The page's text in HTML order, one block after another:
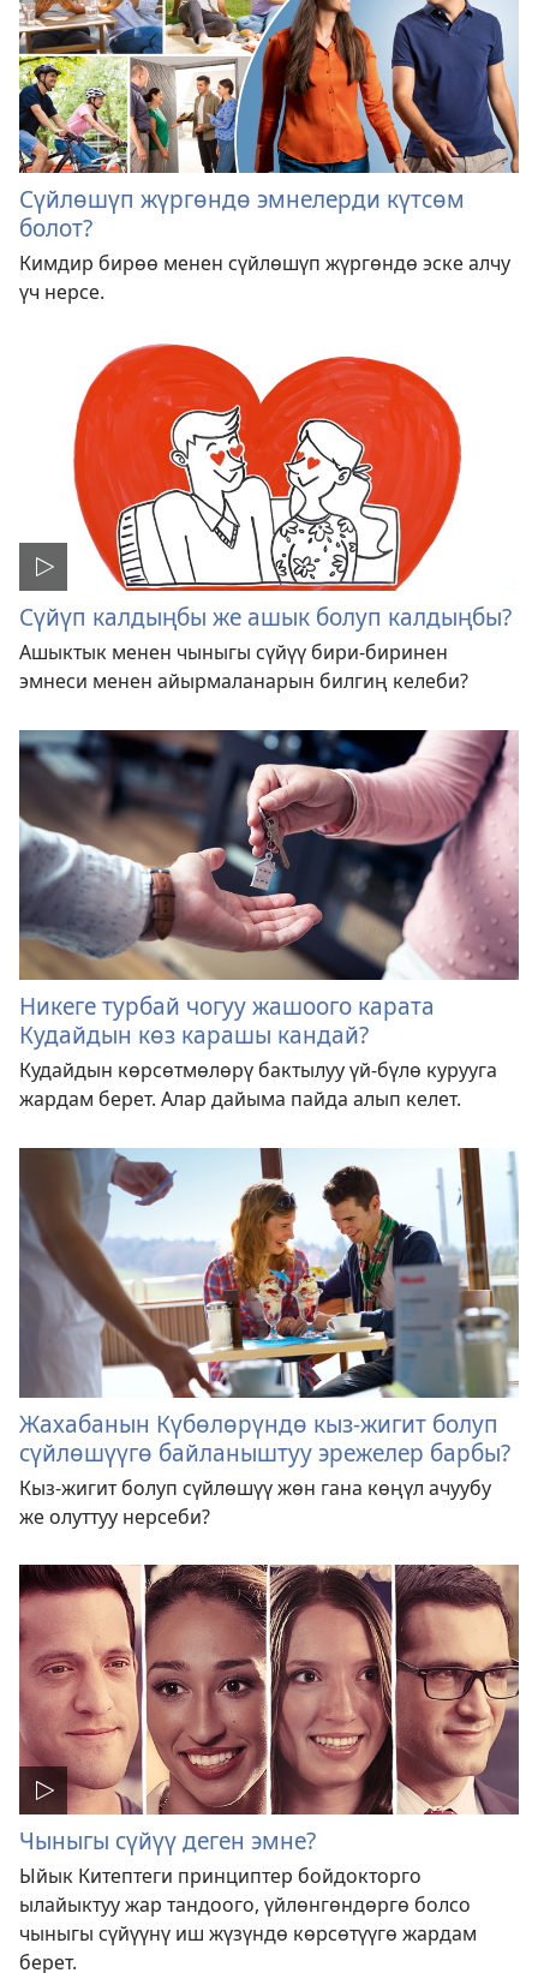
Сүйлөшүп жүргөндө эмнелерди күтсөм
болот?
Кимдир бирөө менен сүйлөшүп жүргөндө эске алчу
үч нерсе.
Сүйүп калдыңбы же ашык болуп калдыңбы?
Ашыктык менен чыныгы сүйүү бири-биринен
эмнеси менен айырмаланарын билгиң келеби?
Никеге турбай чогуу жашоого карата
Кудайдын көз карашы кандай?
Кудайдын көрсөтмөлөрү бактылуу үй-бүлө курууга
жардам берет. Алар дайыма пайда алып келет.
Жахабанын Күбөлөрүндө кыз-жигит болуп
сүйлөшүүгө байланыштуу эрежелер барбы?
Кыз-жигит болуп сүйлөшүү жөн гана көңүл ачуубу
же олуттуу нерсеби?
Чыныгы сүйүү деген эмне?
Ыйык Китептеги принциптер бойдокторго
ылайыктуу жар тандоого, үйлөнгөндөргө болсо
чыныгы сүйүүнү иш жүзүндө көрсөтүүгө жардам
берет.